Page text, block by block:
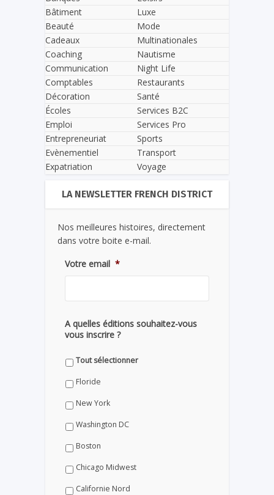
Bâtiment
Beauté
Cadeaux
Coaching
Communication
Comptables
Décoration
Écoles
Emploi
Entrepreneuriat
Evènementiel
Expatriation
Luxe
Mode
Multinationales
Nautisme
Night Life
Restaurants
Santé
Services B2C
Services Pro
Sports
Transport
Voyage
LA NEWSLETTER FRENCH DISTRICT
Nos meilleures histoires, directement
dans votre boite e-mail.
Votre email *
A quelles éditions souhaitez-vous
vous inscrire ?
Tout sélectionner
Floride
New York
Washington DC
Boston
Chicago Midwest
Californie Nord